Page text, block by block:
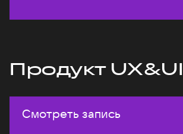
Продукт UX&UI
Смотреть запись